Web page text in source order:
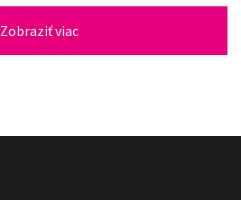
Zobraziť viac